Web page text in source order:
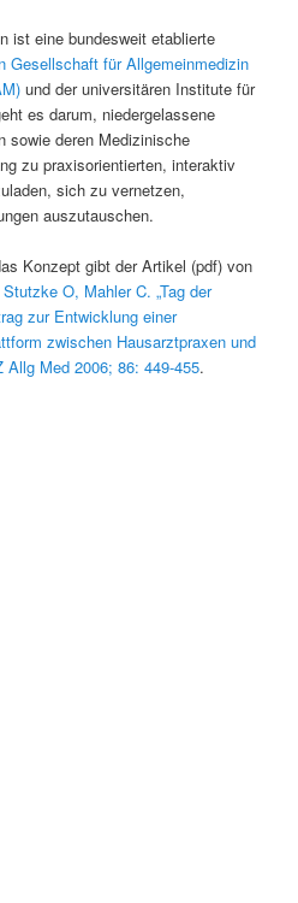
ist eine bundesweit etablierte
Gesellschaft für Allgemeinmedizin
und der universitären Institute für
es darum, niedergelassene
sowie deren Medizinische
zu praxisorientierten, interaktiv
sich zu vernetzen,
auszutauschen.
Konzept gibt der Artikel (pdf) von
O, Mahler C. „Tag der
zur Entwicklung einer
zwischen Hausarztpraxen und
Med 2006; 86: 449-455.